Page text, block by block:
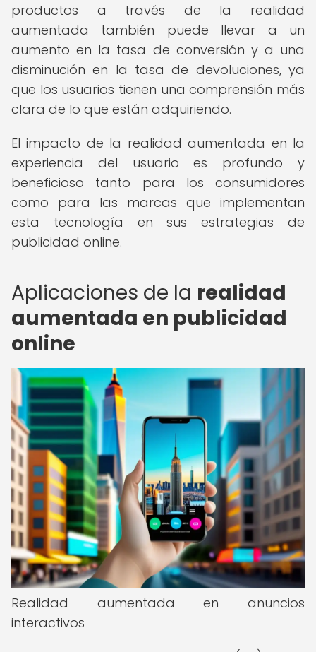
productos a través de la realidad
aumentada también puede llevar a un
aumento en la tasa de conversión y a una
disminución en la tasa de devoluciones, ya
que los usuarios tienen una comprensión más
clara de lo que están adquiriendo.
El impacto de la realidad aumentada en la
experiencia del usuario es profundo y
beneficioso tanto para los consumidores
como para las marcas que implementan
esta tecnología en sus estrategias de
publicidad online.
Aplicaciones de la realidad
aumentada en publicidad
online
Realidad aumentada en anuncios
interactivos